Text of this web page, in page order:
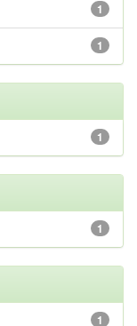
1
1
1
1
1